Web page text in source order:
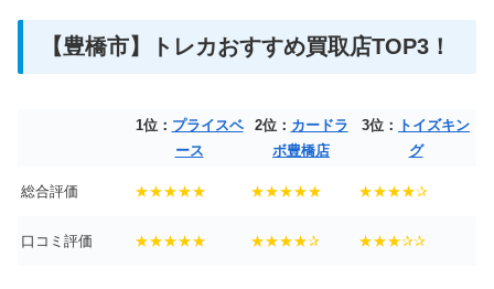
【豊橋市】トレカおすすめ買取店TOP3！
1位： プライスベ
ース
2位： カードラ
ボ豊橋店
3位：
トイズキン
グ
総合評価 ★★★★★ ★★★★★ ★★★★✰
口コミ評価 ★★★★★ ★★★★✰ ★★★✰✰